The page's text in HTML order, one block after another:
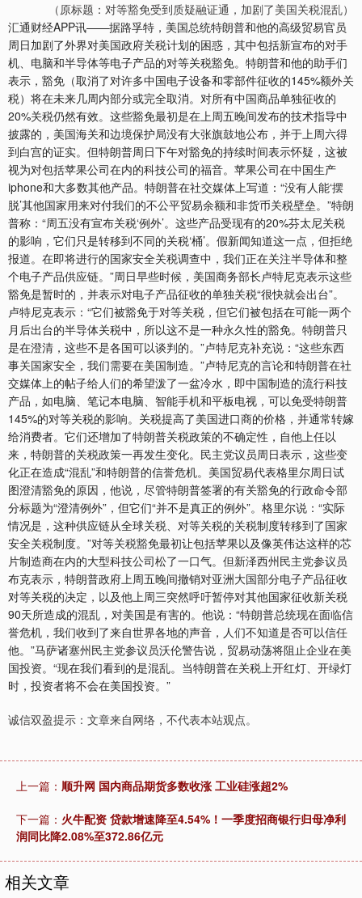
（原标题：对等豁免受到质疑融证通，加剧了美国关税混乱）
汇通财经APP讯——据路孚特，美国总统特朗普和他的高级贸易官员
周日加剧了外界对美国政府关税计划的困惑，其中包括新宣布的对手
机、电脑和半导体等电子产品的对等关税豁免。特朗普和他的助手们
表示，豁免（取消了对许多中国电子设备和零部件征收的145%额外关
税）将在未来几周内部分或完全取消。对所有中国商品单独征收的
20%关税仍然有效。这些豁免最初是在上周五晚间发布的技术指导中
披露的，美国海关和边境保护局没有大张旗鼓地公布，并于上周六得
到白宫的证实。但特朗普周日下午对豁免的持续时间表示怀疑，这被
视为对包括苹果公司在内的科技公司的福音。苹果公司在中国生产
iphone和大多数其他产品。特朗普在社交媒体上写道：“没有人能‘摆
脱’其他国家用来对付我们的不公平贸易余额和非货币关税壁垒。”特朗
普称：“周五没有宣布关税‘例外’。这些产品受现有的20%芬太尼关税
的影响，它们只是转移到不同的关税‘桶’。假新闻知道这一点，但拒绝
报道。在即将进行的国家安全关税调查中，我们正在关注半导体和整
个电子产品供应链。”周日早些时候，美国商务部长卢特尼克表示这些
豁免是暂时的，并表示对电子产品征收的单独关税“很快就会出台”。
卢特尼克表示：“它们被豁免于对等关税，但它们被包括在可能一两个
月后出台的半导体关税中，所以这不是一种永久性的豁免。特朗普只
是在澄清，这些不是各国可以谈判的。”卢特尼克补充说：“这些东西
事关国家安全，我们需要在美国制造。”卢特尼克的言论和特朗普在社
交媒体上的帖子给人们的希望泼了一盆冷水，即中国制造的流行科技
产品，如电脑、笔记本电脑、智能手机和平板电视，可以免受特朗普
145%的对等关税的影响。关税提高了美国进口商的价格，并通常转嫁
给消费者。它们还增加了特朗普关税政策的不确定性，自他上任以
来，特朗普的关税政策一再发生变化。民主党议员周日表示，这些变
化正在造成“混乱”和特朗普的信誉危机。美国贸易代表格里尔周日试
图澄清豁免的原因，他说，尽管特朗普签署的有关豁免的行政命令部
分标题为“澄清例外”，但它们“并不是真正的例外”。格里尔说：“实际
情况是，这种供应链从全球关税、对等关税的关税制度转移到了国家
安全关税制度。”对等关税豁免最初让包括苹果以及像英伟达这样的芯
片制造商在内的大型科技公司松了一口气。但新泽西州民主党参议员
布克表示，特朗普政府上周五晚间撤销对亚洲大国部分电子产品征收
对等关税的决定，以及他上周三突然呼吁暂停对其他国家征收新关税
90天所造成的混乱，对美国是有害的。他说：“特朗普总统现在面临信
誉危机，我们收到了来自世界各地的声音，人们不知道是否可以信任
他。”马萨诸塞州民主党参议员沃伦警告说，贸易动荡将阻止企业在美
国投资。“现在我们看到的是混乱。当特朗普在关税上开红灯、开绿灯
时，投资者将不会在美国投资。”
诚信双盈提示：文章来自网络，不代表本站观点。
上一篇： 顺升网 国内商品期货多数收涨 工业硅涨超2%
下一篇： 火牛配资 贷款增速降至4.54%！一季度招商银行归母净利
润同比降2.08%至372.86亿元
相关文章